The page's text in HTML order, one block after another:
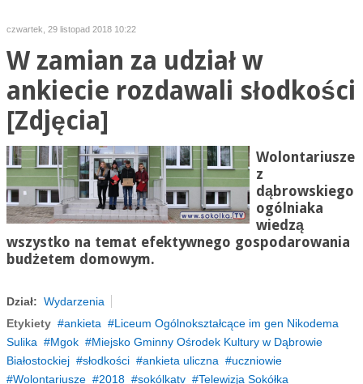
czwartek, 29 listopad 2018 10:22
W zamian za udział w
ankiecie rozdawali słodkości
[Zdjęcia]
Wolontariusze
z
dąbrowskiego
ogólniaka
wiedzą
wszystko na temat efektywnego gospodarowania
budżetem domowym.
Dział: Wydarzenia
Etykiety
ankieta
Liceum Ogólnokształcące im gen Nikodema
Sulika
Mgok
Miejsko Gminny Ośrodek Kultury w Dąbrowie
Białostockiej
słodkości ankieta uliczna
uczniowie
Wolontariusze
2018 sokólkatv Telewizja Sokółka